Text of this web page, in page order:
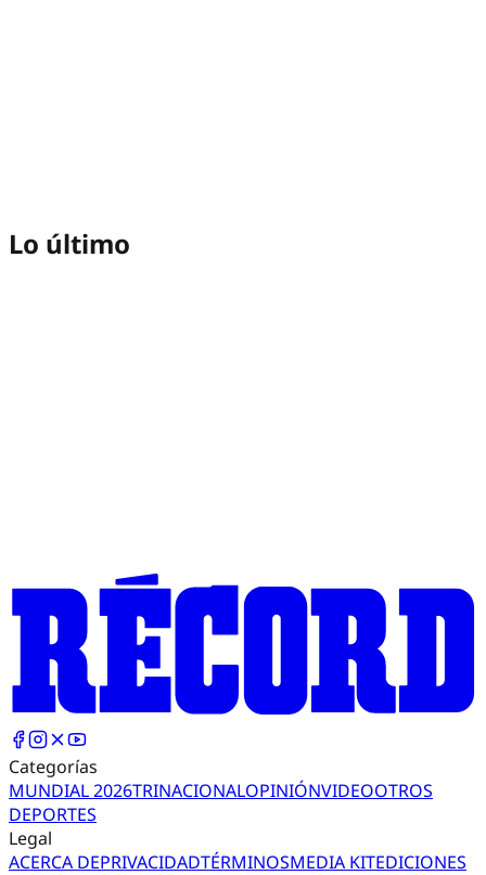
Lo último
Categorías
MUNDIAL 2026TRINACIONALOPINIÓNVIDEOOTROS
DEPORTES
Legal
ACERCA DEPRIVACIDADTÉRMINOSMEDIA KITEDICIONES